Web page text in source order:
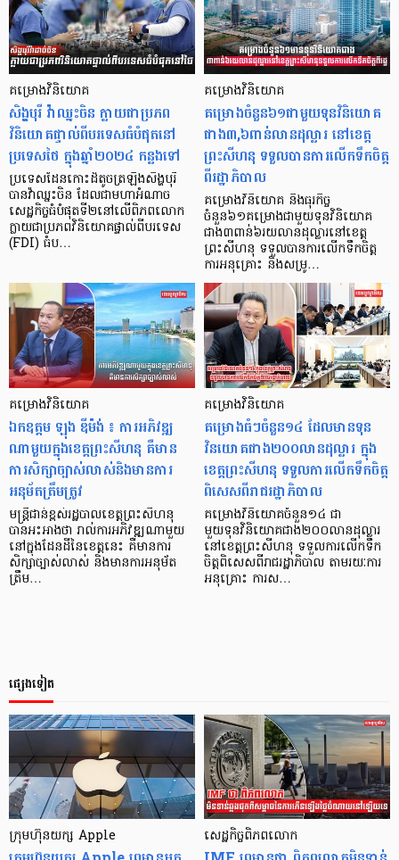
គម្រោងវិនិយោគ
សិង្ហបុរី វ៉ាឈ្នះចិន ក្លាយជាប្រភព
វិនិយោគផ្ទាល់ពីបរទេសធំបំផុតនៅ
ប្រទេសថៃ ក្នុងឆ្នាំ២០២៤ កន្លងទៅ
ប្រទេសដែនកោះដ៏តូចត្រឡឹងសិង្ហបុរី
បានវ៉ាឈ្នះចិន ដែលជាមហាអំណាច
សេដ្ឋកិច្ចធំបំផុតទី២នៅលើពិភពលោក
ក្លាយជាប្រភពវិនិយោគផ្ទាល់ពីបរទេស
(FDI) ធំប…
គម្រោងវិនិយោគ
គម្រោងចំនួន៦១ជាមួយទុនវិនិយោគ
ជាង៣,៦ពាន់លានដុល្លារ នៅខេត្ត
ព្រះសីហនុ ទទួលបានការលើកទឹកចិត្ត
ពីរដ្ឋាភិបាល
គម្រោងវិនិយោគ និងធុរកិច្ច
ចំនួន៦១គម្រោងជាមួយទុនវិនិយោគ
ជាង៣ពាន់៦រយលានដុល្លារនៅខេត្ត
ព្រះសីហនុ ទទួលបានការលើកទឹកចិត្ត
ការអនុគ្រោះ និងសម្រូ…
គម្រោងវិនិយោគ
ឯកឧត្តម ឡុង ឌីម៉ង់ ៖ ការអភិវឌ្ឍ
ណាមួយក្នុងខេត្តព្រះសីហនុ គឺមាន
ការសិក្សាច្បាស់លាស់និងមានការ
អនុម័តត្រឹមត្រូវ
មន្រ្តីជាន់ខ្ពស់រដ្ឋបាលខេត្តព្រះសីហនុ
បានអះអាងថា រាល់ការអភិវឌ្ឍណាមួយ
នៅក្នុងដែនដីនៃខេត្តនេះ គឺមានការ
សិក្សាច្បាស់លាស់ និងមានការអនុម័ត
ត្រឹម…
គម្រោងវិនិយោគ
គម្រោងធំៗចំនួន១៤ ដែលមានទុន
វិនយោគជាង២០០លានដុល្លារ ក្នុង
ខេត្តព្រះសីហនុ ទទួលការលើកទឹកចិត្ត
ពិសេសពីរាជរដ្ឋាភិបាល
គម្រោងវិនិយោគចំនួន១៤ ជា
មួយទុនវិនិយោគជាង២០០លានដុល្លារ
នៅខេត្តព្រះសីហនុ ទទួលការលើកទឹក
ចិត្តពិសេសពីរាជរដ្ឋាភិបាល តាមរយៈការ
អនុគ្រោះ ការស…
ផ្សេងទៀត
ក្រុមហ៊ុនយក្ស Apple សេដ្ឋកិច្ចពិភពលោក